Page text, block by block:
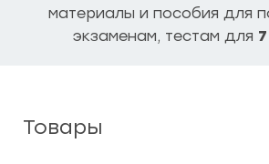
материалы и пособия для
экзаменам, тестам для
Товары